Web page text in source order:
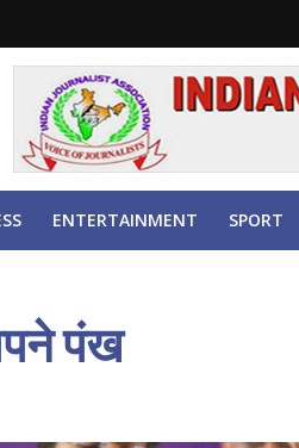
ENTERTAINMENT SPORT
पंख